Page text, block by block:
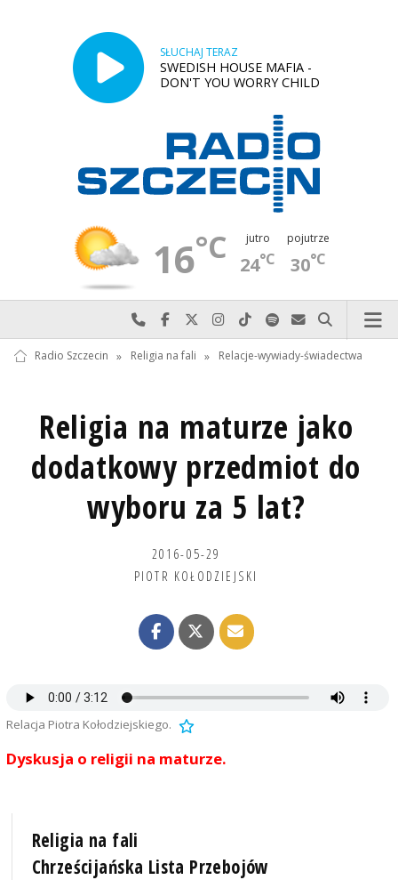
SŁUCHAJ TERAZ
SWEDISH HOUSE MAFIA -
DON'T YOU WORRY CHILD
16°C jutro
24°C
pojutrze
30°C
Najlepiej po prostu do nas zadzwoń
Odwiedź nas na Facebook-u
Odwiedź nas na X
Odwiedź nas na Instagram-ie
Odwiedź nas na TikTok-u
Szukaj nas na Spotify
Wyślij do nas
Szukaj
Radio Szczecin » Religia na fali » Relacje-wywiady-świadectwa
Religia na maturze jako
dodatkowy przedmiot do
wyboru za 5 lat?
2016-05-29
PIOTR KOŁODZIEJSKI
Relacja Piotra Kołodziejskiego.
Dyskusja o religii na maturze.
Religia na fali
Chrześcijańska Lista Przebojów